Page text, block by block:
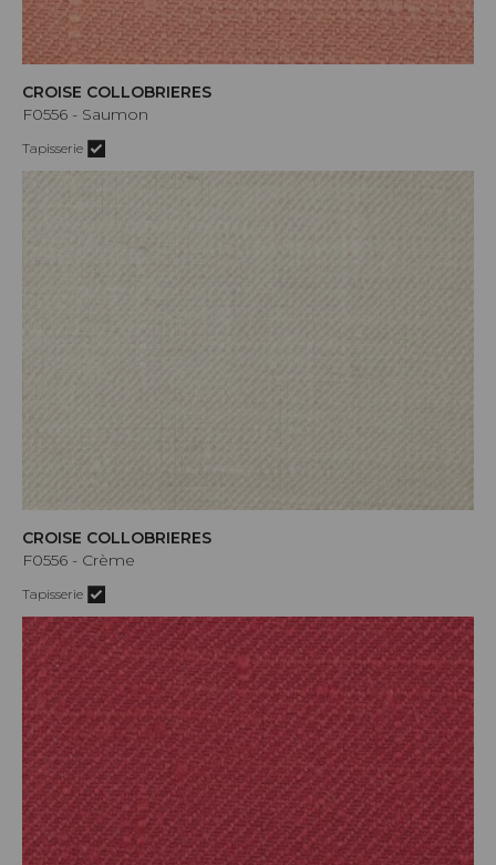
CROISE COLLOBRIERES
F0556 - Saumon
Tapisserie
CROISE COLLOBRIERES
F0556 - Crème
Tapisserie